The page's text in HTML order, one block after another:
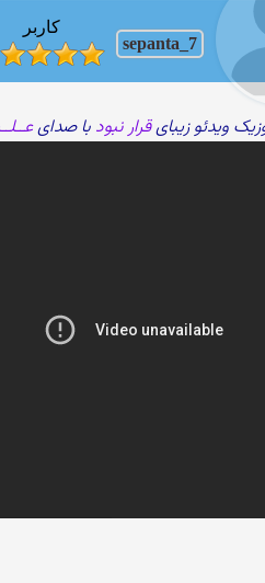
sepanta_7
کاربر
ویدئو زیبایقرار نبود با صدای